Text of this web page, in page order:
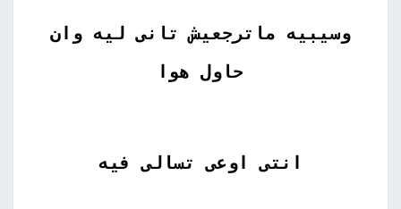
وسيبيه ماترجعيش تانى ليه وان
حاول هوا
انتى اوعى تسالى فيه